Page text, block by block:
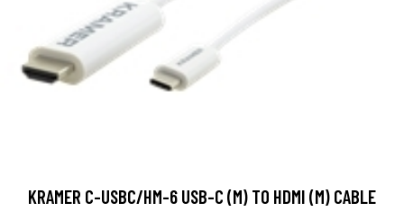
KRAMER C-USBC/HM-6 USB-C (M) TO HDMI (M) CABLE